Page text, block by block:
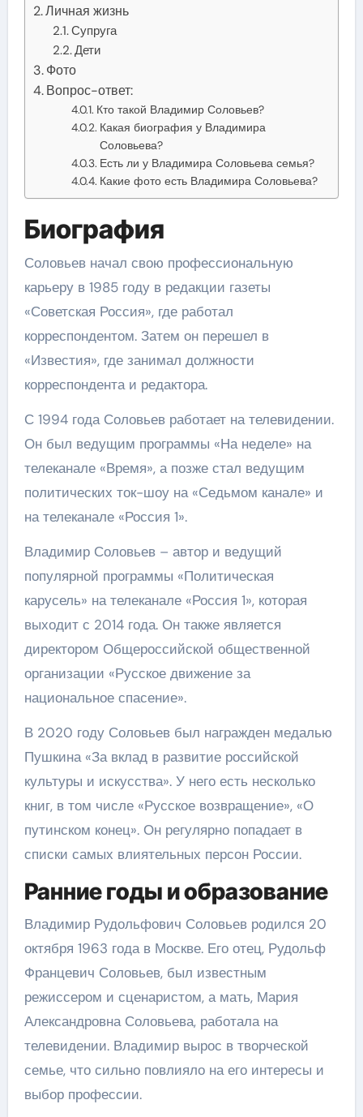
Личная жизнь
Супруга
Дети
Фото
Вопрос-ответ:
Кто такой Владимир Соловьев?
Какая биография у Владимира
Соловьева?
Есть ли у Владимира Соловьева семья?
Какие фото есть Владимира Соловьева?
Биография
Соловьев начал свою профессиональную
карьеру в 1985 году в редакции газеты
«Советская Россия», где работал
корреспондентом. Затем он перешел в
«Известия», где занимал должности
корреспондента и редактора.
С 1994 года Соловьев работает на телевидении.
Он был ведущим программы «На неделе» на
телеканале «Время», а позже стал ведущим
политических ток-шоу на «Седьмом канале» и
на телеканале «Россия 1».
Владимир Соловьев – автор и ведущий
популярной программы «Политическая
карусель» на телеканале «Россия 1», которая
выходит с 2014 года. Он также является
директором Общероссийской общественной
организации «Русское движение за
национальное спасение».
В 2020 году Соловьев был награжден медалью
Пушкина «За вклад в развитие российской
культуры и искусства». У него есть несколько
книг, в том числе «Русское возвращение», «О
путинском конец». Он регулярно попадает в
списки самых влиятельных персон России.
Ранние годы и образование
Владимир Рудольфович Соловьев родился 20
октября 1963 года в Москве. Его отец, Рудольф
Францевич Соловьев, был известным
режиссером и сценаристом, а мать, Мария
Александровна Соловьева, работала на
телевидении. Владимир вырос в творческой
семье, что сильно повлияло на его интересы и
выбор профессии.